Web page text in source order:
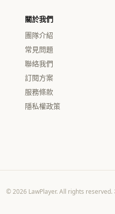
關於我們
團隊介紹
常見問題
聯絡我們
訂閱方案
服務條款
隱私權政策
© 2026 LawPlayer. All rights reserved.